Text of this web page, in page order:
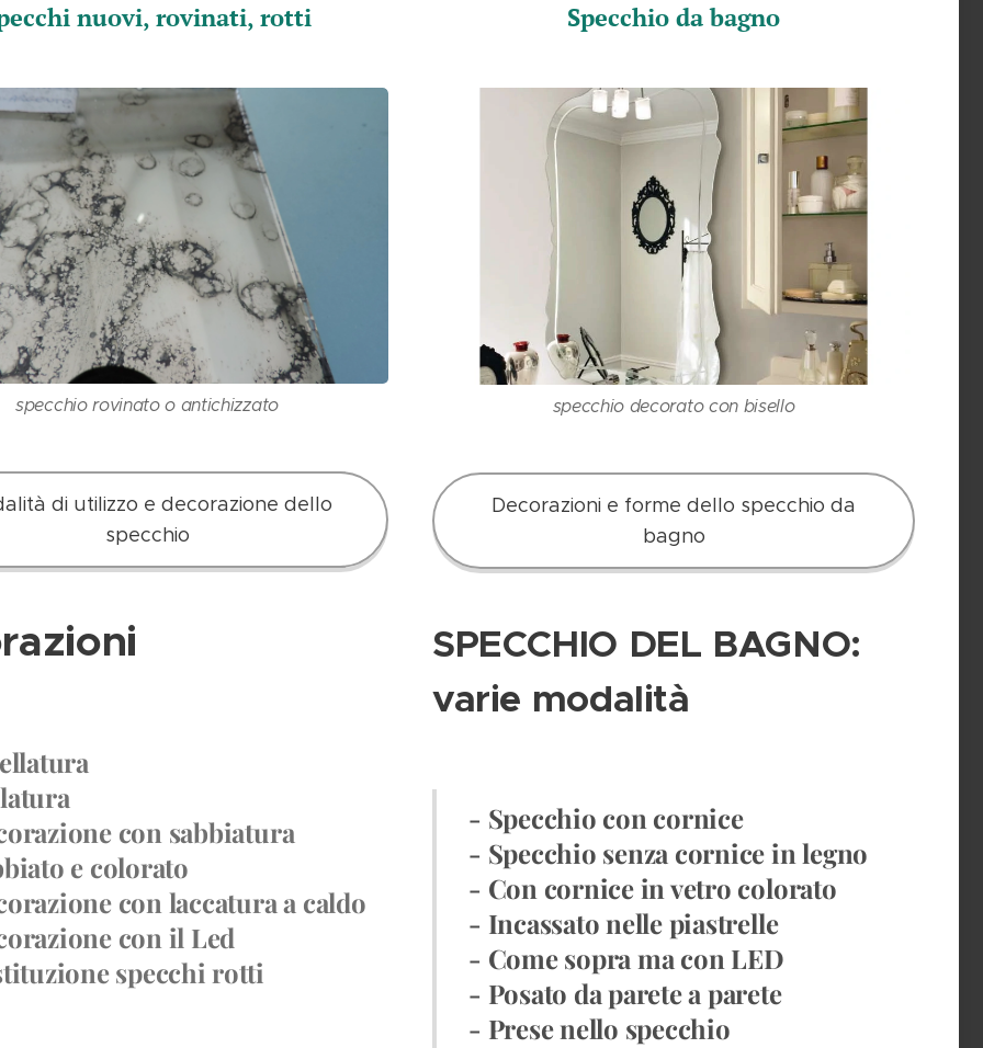
nuovi, rovinati, rotti
specchio rovinato o antichizzato
di utilizzo e decorazione dello
specchio
con sabbiatura
e colorato
con laccatura a caldo
con il Led
specchi rotti
Specchio da bagno
specchio decorato con bisello
Decorazioni e forme dello specchio da
bagno
SPECCHIO DEL BAGNO:
varie modalità
- Specchio con cornice
- Specchio senza cornice in legno
- Con cornice in vetro colorato
- Incassato nelle piastrelle
- Come sopra ma con LED
- Posato da parete a parete
- Prese nello specchio